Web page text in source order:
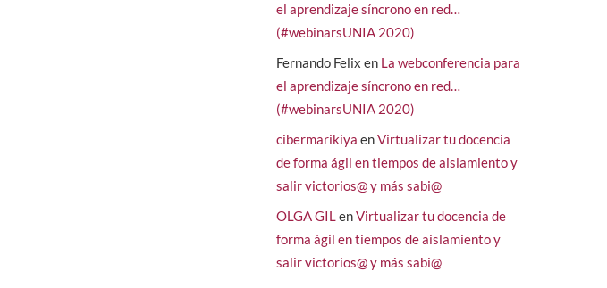
el aprendizaje síncrono en red…
(#webinarsUNIA 2020)
Fernando Felix en La webconferencia para
el aprendizaje síncrono en red…
(#webinarsUNIA 2020)
cibermarikiya enVirtualizar tu docencia
de forma ágil en tiempos de aislamiento y
salir victorios@ y más sabi@
OLGA GILenVirtualizar tu docencia de
forma ágil en tiempos de aislamiento y
salir victorios@ y más sabi@